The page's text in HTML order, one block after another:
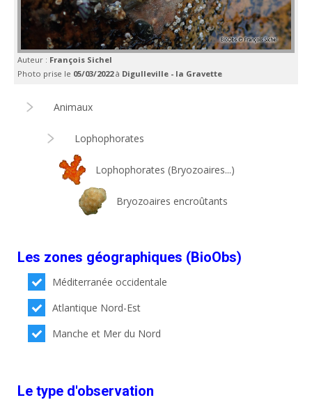
Auteur : François Sichel
Photo prise le 05/03/2022à Digulleville - la Gravette
Animaux
Lophophorates
Lophophorates (Bryozoaires...)
Bryozoaires encroûtants
Les zones géographiques (BioObs)
Méditerranée occidentale
Atlantique Nord-Est
Manche et Mer du Nord
Le type d'observation